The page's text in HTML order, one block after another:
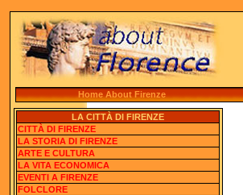
Home About Firenze
LA CITTÀ DI FIRENZE
CITTÀ DI FIRENZE
LA STORIA DI FIRENZE
ARTE E CULTURA
LA VITA ECONOMICA
EVENTI A FIRENZE
FOLCLORE